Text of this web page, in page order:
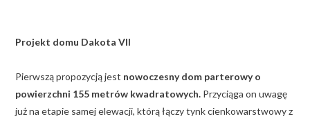
Projekt domu Dakota VII
Pierwszą propozycją jest nowoczesny dom parterowy o
powierzchni 155 metrów kwadratowych. Przyciąga on uwagę
już na etapie samej elewacji, którą łączy tynk cienkowarstwowy z